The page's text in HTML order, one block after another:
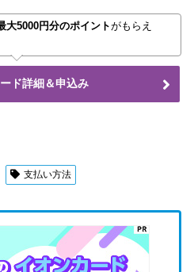
大5000円分のポイントがもらえ
ド詳細＆申込み
支払い方法